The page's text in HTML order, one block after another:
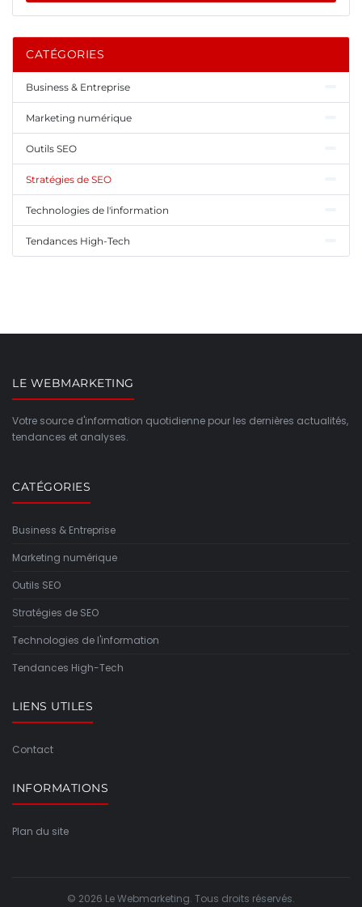
CATÉGORIES
Business & Entreprise
Marketing numérique
Outils SEO
Stratégies de SEO
Technologies de l'information
Tendances High-Tech
LE WEBMARKETING
Votre source d'information quotidienne pour les dernières actualités,
tendances et analyses.
CATÉGORIES
Business & Entreprise
Marketing numérique
Outils SEO
Stratégies de SEO
Technologies de l'information
Tendances High-Tech
LIENS UTILES
Contact
INFORMATIONS
Plan du site
© 2026 Le Webmarketing. Tous droits réservés.